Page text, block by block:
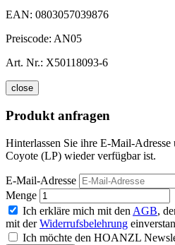
EAN: 0803057039876
Preiscode: AN05
Art. Nr.: X50118093-6
close
Produkt anfragen
Hinterlassen Sie ihre E-Mail-
Coyote (LP) wieder verfügbar ist.
E-Mail-Adresse
Menge
Ich erkläre mich mit den AGB,
mit derWiderrufsbelehrung
Ich möchte den HOANZL